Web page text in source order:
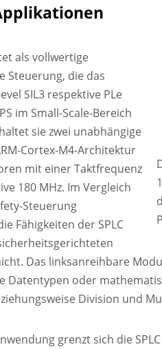
als vollwertige
Steuerung, die das
SIL3 respektive PLe
im Small-Scale-Bereich
sie zwei unabhängige
Cortex-M4-Architektur
mit einer Taktfrequenz
180 MHz. Im Vergleich
Steuerung
Fähigkeiten der SPLC
Das linksanreihbare
Datentypen oder
Division und
grenzt sich die